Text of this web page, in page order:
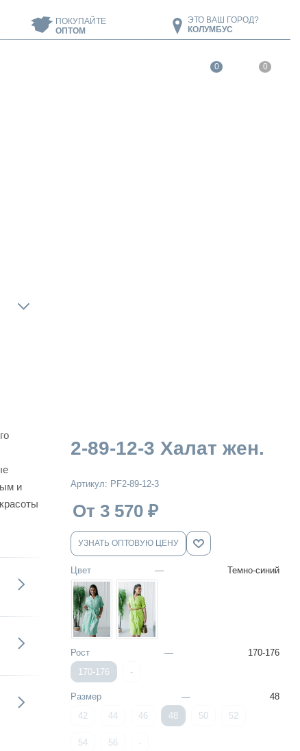
ПОКУПАЙТЕ
ОПТОМ
ЭТО ВАШ ГОРОД?
КОЛУМБУС
0 0
и
2-89-12-3 Халат жен.
Артикул: PF2-89-12-3
От 3 570 ₽
УЗНАТЬ ОПТОВУЮ ЦЕНУ
Цвет — Темно-синий
Рост —
170-176
170-176
-
Размер —
48
42
44 46 48 50 52
54 56 -